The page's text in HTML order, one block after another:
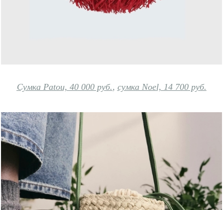
Сумка Patou, 40 000 руб., сумка Noel, 14 700 руб.